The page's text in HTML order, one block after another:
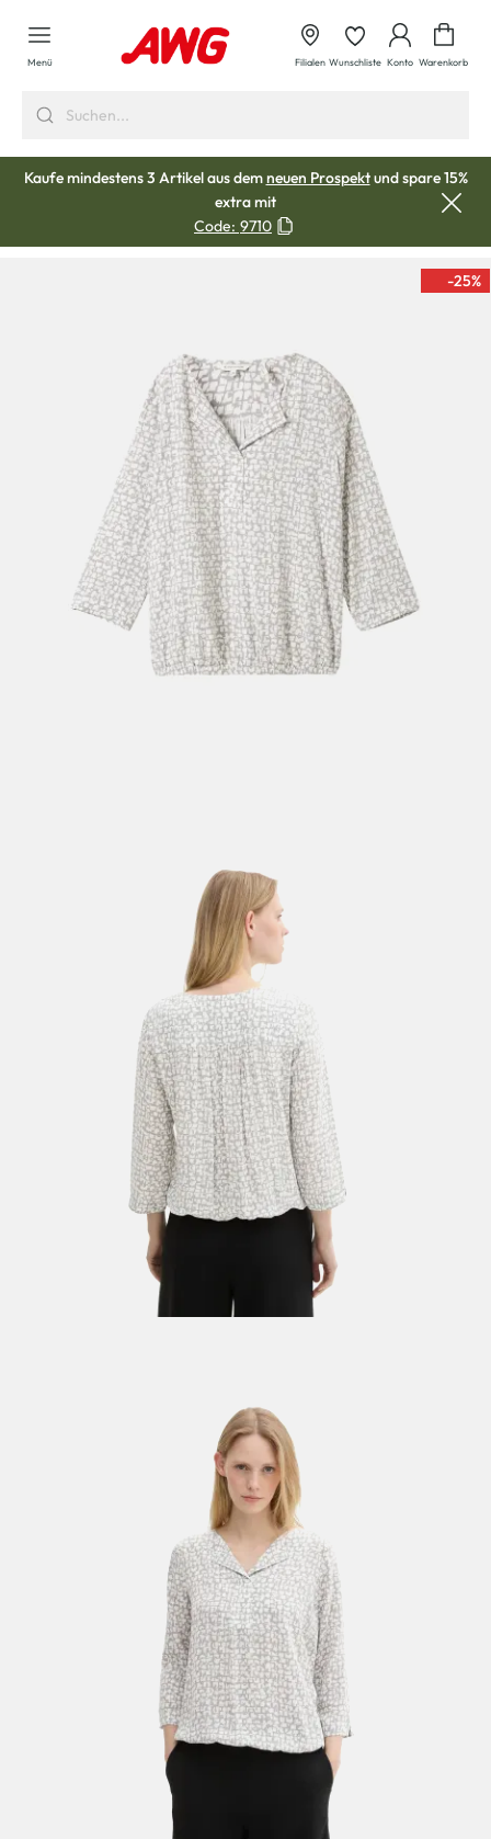
springen
Menü Filialen Wunschliste Konto Warenkorb
Kaufe mindestens 3 Artikel aus demneuen Prospektund spare 15%
extra mit
Code: 9710
-25%